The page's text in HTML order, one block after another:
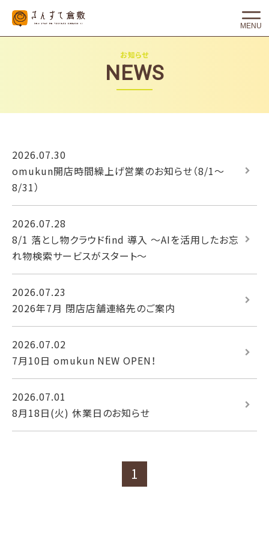
MENU
NEWS
お知らせ
2026.07.30
omukun開店時間繰上げ営業のお知らせ（8/1～
8/31）
2026.07.28
8/1 落とし物クラウドfind 導入 〜AIを活用したお忘
れ物検索サービスがスタート〜
2026.07.23
2026年7月 閉店店舗連絡先のご案内
2026.07.02
7月10日 omukun NEW OPEN！
2026.07.01
8月18日(火) 休業日のお知らせ
1